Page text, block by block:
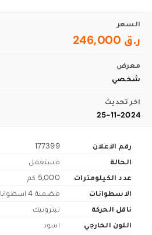
السعر
ر.ق 246,000
معرض
شخصي
اخر تحديث
25-11-2024
رقم الاعلان
177399
الحالة
مستعمل
عدد الكيلومترات
5,000 كم
الاسطوانات
مضمنة 4 اسطوانات
ناقل الحركة
تبترونيك
اللون الخارجي
اسود